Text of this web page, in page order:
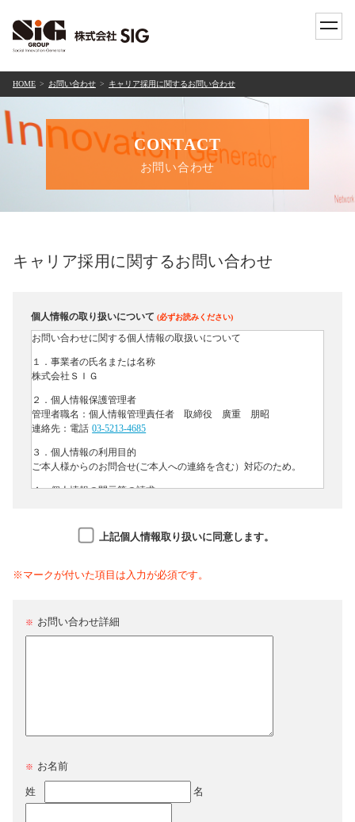
toggle
HOME お問い合わせ キャリア採用に関するお問い合わせ
CONTACT
お問い合わせ
キャリア採用に関するお問い合わせ
個人情報の取り扱いについて (必ずお読みください)
上記個人情報取り扱いに同意します。
※マークが付いた項目は入力が必須です。
※ お問い合わせ詳細
※ お名前
姓 名